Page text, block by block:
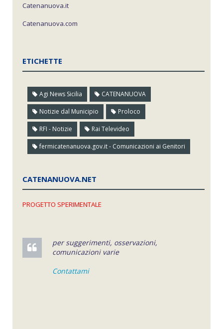
Catenanuova.it
Catenanuova.com
ETICHETTE
Agi News Sicilia CATENANUOVA
Notizie dal Municipio Proloco
RFI - Notizie Rai Televideo
fermicatenanuova.gov.it - Comunicazioni ai Genitori
CATENANUOVA.NET
PROGETTO SPERIMENTALE
per suggerimenti, osservazioni,
comunicazioni varie
Contattami